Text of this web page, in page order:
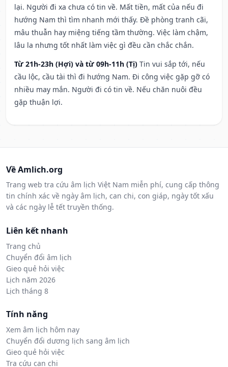
lại. Người đi xa chưa có tin về. Mất tiền, mất của nếu đi
hướng Nam thì tìm nhanh mới thấy. Đề phòng tranh cãi,
mâu thuẫn hay miệng tiếng tầm thường. Việc làm chậm,
lâu la nhưng tốt nhất làm việc gì đều cần chắc chắn.
Từ 21h-23h (Hợi) và từ 09h-11h (Tị) Tin vui sắp tới, nếu
cầu lộc, cầu tài thì đi hướng Nam. Đi công việc gặp gỡ có
nhiều may mắn. Người đi có tin về. Nếu chăn nuôi đều
gặp thuận lợi.
Về Amlich.org
Trang web tra cứu âm lịch Việt Nam miễn phí, cung cấp thông
tin chính xác về ngày âm lịch, can chi, con giáp, ngày tốt xấu
và các ngày lễ tết truyền thống.
Liên kết nhanh
Trang chủ
Chuyển đổi âm lịch
Gieo quẻ hỏi việc
Lịch năm 2026
Lịch tháng 8
Tính năng
Xem âm lịch hôm nay
Chuyển đổi dương lịch sang âm lịch
Gieo quẻ hỏi việc
Tra cứu can chi